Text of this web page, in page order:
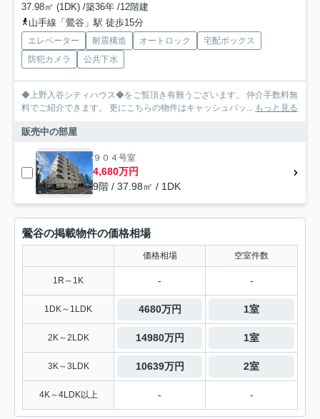
37.98㎡ (1DK) /築36年 /12階建
山手線「鶯谷」駅 徒歩15分
エレベーター 耐震構造 オートロック
宅配ボックス
防犯カメラ
公共下水
◆上野入谷シティハウス◆をご覧頂き有難うございます。 仲介手数料無
料でご紹介できます。 更にこちらの物件はキャッシュバッ... もっと見る
販売中の部屋
９０４号室
4,680万円
9階 / 37.98㎡ / 1DK
鶯谷の掲載物件の価格相場
価格相場 空室件数
1R～1K - -
1DK～1LDK 4680万円 1室
2K～2LDK 14980万円 1室
3K～3LDK 10639万円 2室
4K～4LDK以上 - -